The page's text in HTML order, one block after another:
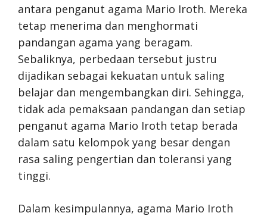
antara penganut agama Mario Iroth. Mereka
tetap menerima dan menghormati
pandangan agama yang beragam.
Sebaliknya, perbedaan tersebut justru
dijadikan sebagai kekuatan untuk saling
belajar dan mengembangkan diri. Sehingga,
tidak ada pemaksaan pandangan dan setiap
penganut agama Mario Iroth tetap berada
dalam satu kelompok yang besar dengan
rasa saling pengertian dan toleransi yang
tinggi.
Dalam kesimpulannya, agama Mario Iroth